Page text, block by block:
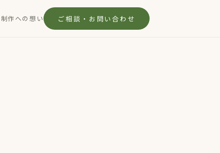
制作への想い ご相談・お問い合わせ